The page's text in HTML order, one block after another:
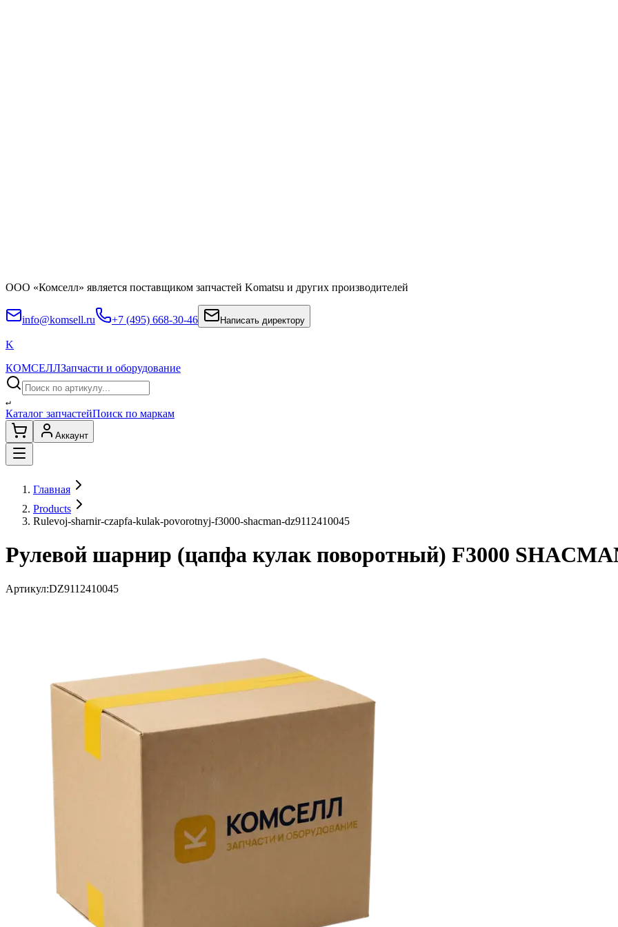
ООО «Комселл» является поставщиком запчастей Komatsu и других производителей
info@komsell.ru +7 (495) 668-30-46 Написать директору
K
КОМСЕЛЛЗапчасти и оборудование
↵
Каталог запчастейПоиск по маркам
Аккаунт
Главная
Products
Rulevoj-sharnir-czapfa-kulak-povorotnyj-f3000-shacman-dz9112410045
Рулевой шарнир (цапфа кулак поворотный) F3000
Артикул:DZ9112410045